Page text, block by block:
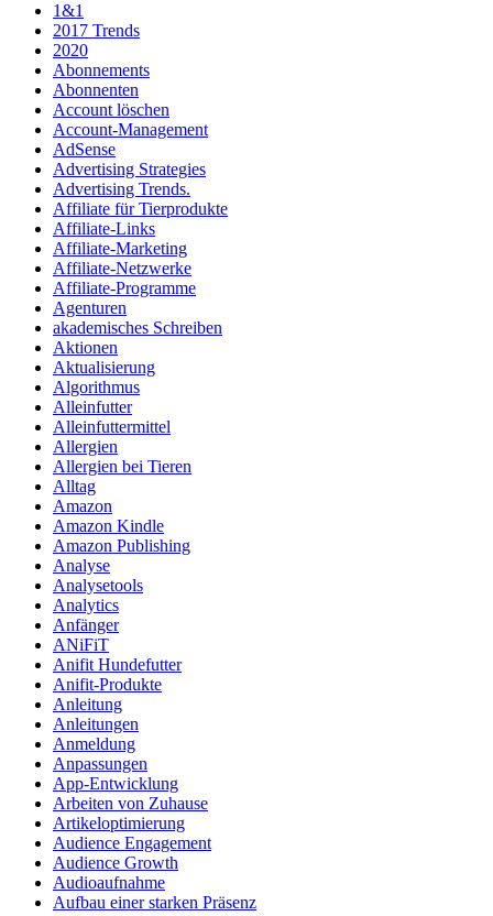
1&1
2017 Trends
2020
Abonnements
Abonnenten
Account löschen
Account-Management
AdSense
Advertising Strategies
Advertising Trends.
Affiliate für Tierprodukte
Affiliate-Links
Affiliate-Marketing
Affiliate-Netzwerke
Affiliate-Programme
Agenturen
akademisches Schreiben
Aktionen
Aktualisierung
Algorithmus
Alleinfutter
Alleinfuttermittel
Allergien
Allergien bei Tieren
Alltag
Amazon
Amazon Kindle
Amazon Publishing
Analyse
Analysetools
Analytics
Anfänger
ANiFiT
Anifit Hundefutter
Anifit-Produkte
Anleitung
Anleitungen
Anmeldung
Anpassungen
App-Entwicklung
Arbeiten von Zuhause
Artikeloptimierung
Audience Engagement
Audience Growth
Audioaufnahme
Aufbau einer starken Präsenz